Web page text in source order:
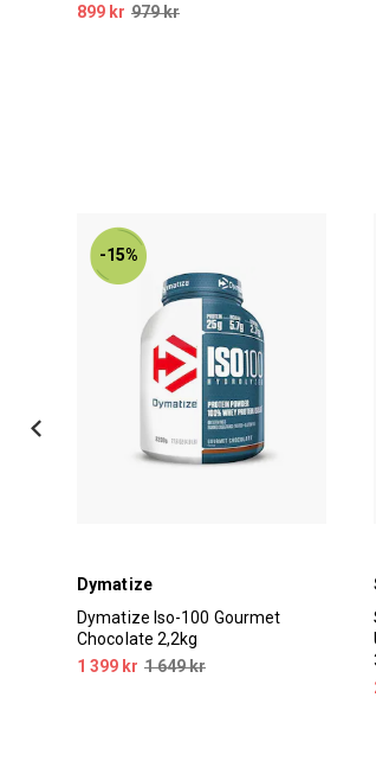
899 kr 979 kr
-15%
Dymatize
Dymatize Iso-100 Gourmet
Chocolate 2,2kg
1 399 kr 1 649 kr